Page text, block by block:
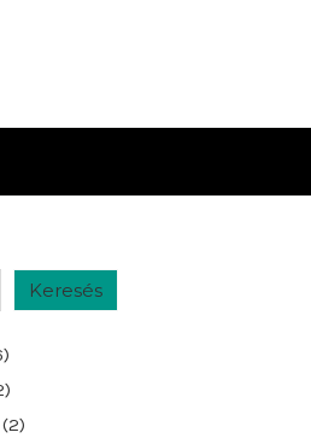
Keresés
(2)